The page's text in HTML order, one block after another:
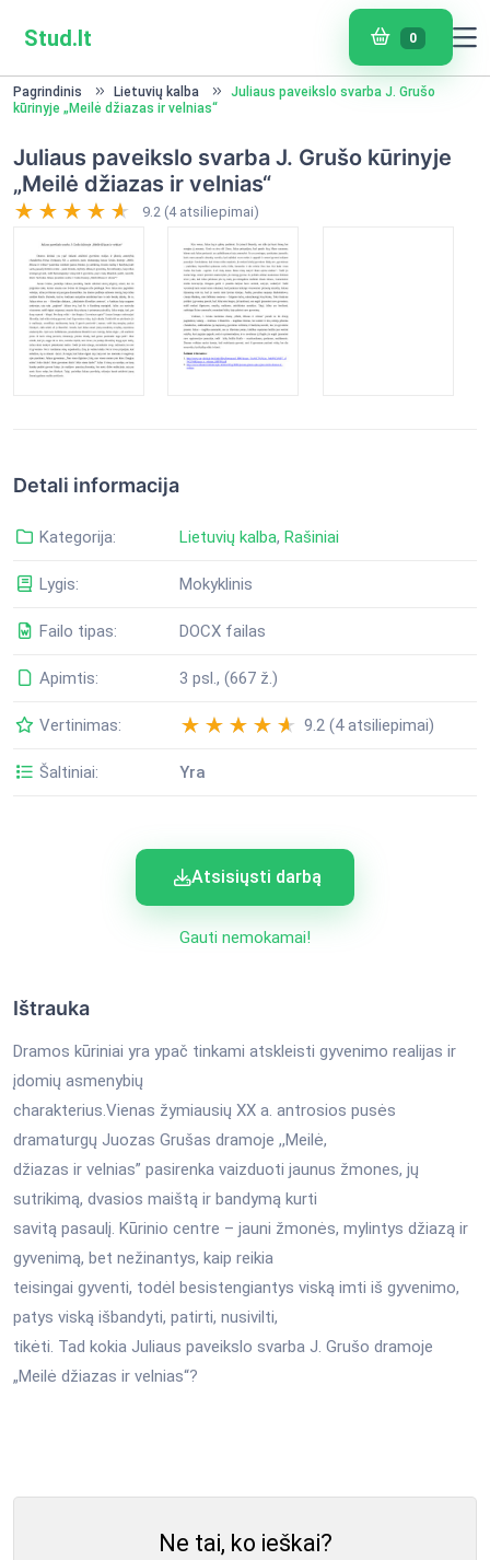
Stud.lt 0
Pagrindinis Lietuvių kalba
Juliaus paveikslo svarba J. Grušo
kūrinyje „Meilė džiazas ir velnias“
Juliaus paveikslo svarba J. Grušo kūrinyje
„Meilė džiazas ir velnias“
9.2 (4 atsiliepimai)
Detali informacija
Kategorija: Lietuvių kalba, Rašiniai
Lygis: Mokyklinis
Failo tipas: DOCX failas
Apimtis: 3 psl., (667 ž.)
Vertinimas: 9.2 (4 atsiliepimai)
Šaltiniai: Yra
Atsisiųsti darbą
Gauti nemokamai!
Ištrauka
Dramos kūriniai yra ypač tinkami atskleisti gyvenimo realijas ir
įdomių asmenybių
charakterius.Vienas žymiausių XX a. antrosios pusės
dramaturgų Juozas Grušas dramoje ,,Meilė,
džiazas ir velnias” pasirenka vaizduoti jaunus žmones, jų
sutrikimą, dvasios maištą ir bandymą kurti
savitą pasaulį. Kūrinio centre – jauni žmonės, mylintys džiazą ir
gyvenimą, bet nežinantys, kaip reikia
teisingai gyventi, todėl besistengiantys viską imti iš gyvenimo,
patys viską išbandyti, patirti, nusivilti,
tikėti. Tad kokia Juliaus paveikslo svarba J. Grušo dramoje
„Meilė džiazas ir velnias“?
Ne tai, ko ieškai?